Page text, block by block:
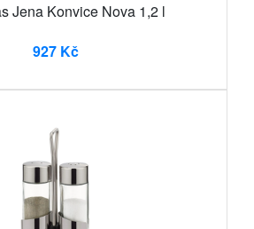
Jena Konvice Nova 1,2 l
927 Kč